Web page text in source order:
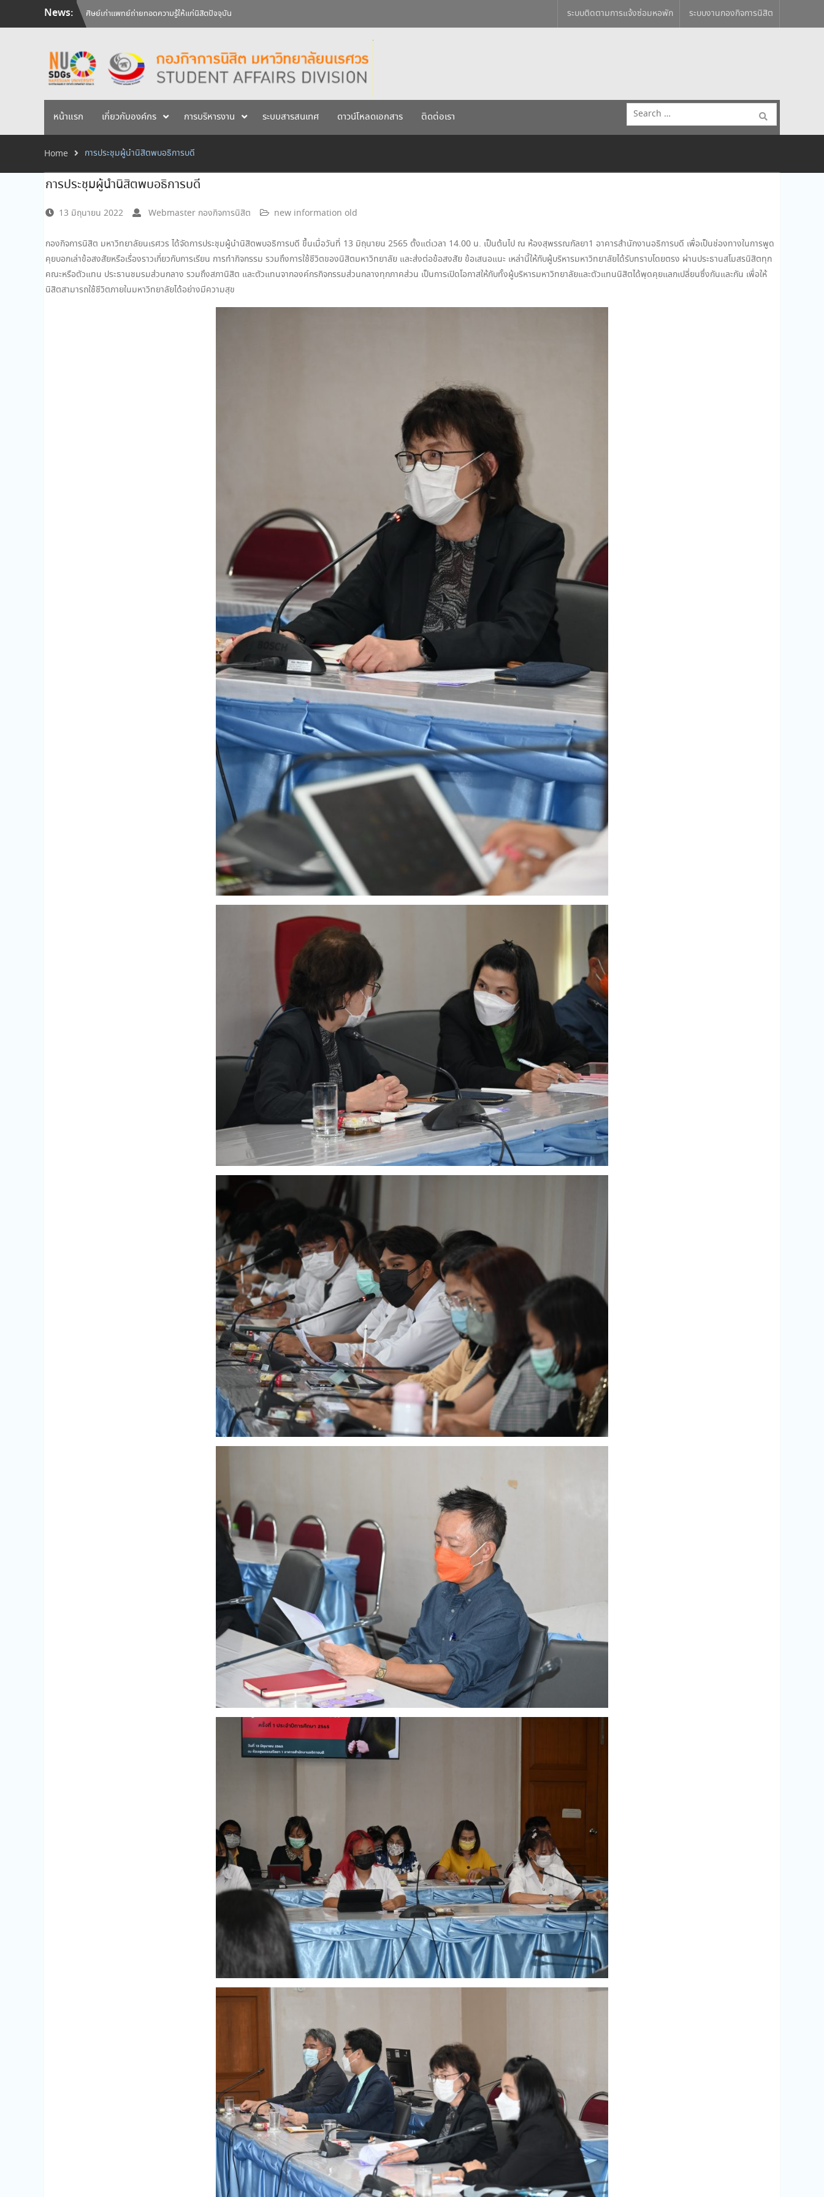
News:
วันคล้ายวันสถาปนามหาวิทยาลัยนเรศวร ครบรอบ 36 ปี 29 กรกฎาคม 2569
สัมภาษณ์นิสิตเพื่อพิจารณาเข้ารับทุนการศึกษามหาวิทยาลัยนเรศวร ประจำปีการศึกษา 256
ระบบติดตามการแจ้งซ่อมหอพัก ระบบงานกองกิจการนิสิต
หน้าแรก เกี่ยวกับองค์กร การบริหารงาน ระบบสารสนเทศ ดาวน์โหลดเอกสาร ติดต่อเรา
Search
for:
Home การประชุมผู้นำนิสิตพบอธิการบดี
การประชุมผู้นำนิสิตพบอธิการบดี
13 มิถุนายน 2022 Webmaster กองกิจการนิสิต new information old
กองกิจการนิสิต มหาวิทยาลัยนเรศวร ได้จัดการประชุมผู้นำนิสิตพบอธิการบดี ขึ้นเมื่อวันที่ 13 มิถุนายน 2565 ตั้งแต่เวลา 14.00 น. เป็นต้นไป ณ ห้องสุพรรณกัลยา1 อาคารสำนักงานอธิการบดี เพื่อเป็นช่องทางในการพูด
คุยบอกเล่าข้อสงสัยหรือเรื่องราวเกี่ยวกับการเรียน การทำกิจกรรม รวมถึงการใช้ชีวิตของนิสิตมหาวิทยาลัย และส่งต่อข้อสงสัย ข้อเสนอแนะ เหล่านี้ให้กับผู้บริหารมหาวิทยาลัยได้รับทราบโดยตรง ผ่านประธานสโมสรนิสิตทุก
คณะหรือตัวแทน ประธานชมรมส่วนกลาง รวมถึงสภานิสิต และตัวแทนจากองค์กรกิจกรรมส่วนกลางทุกภาคส่วน เป็นการเปิดโอกาสให้กับทั้งผู้บริหารมหาวิทยาลัยและตัวแทนนิสิตได้พุดคุยเเลกเปลี่ยนซึ่งกันและกัน เพื่อให้
นิสิตสามารถใช้ชีวิตภายในมหาวิทยาลัยได้อย่างมีความสุข